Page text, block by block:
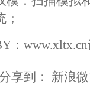
；
：
享到： 新浪